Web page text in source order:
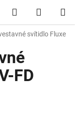
Hledat
KOŠÍK
svítidlo Fluxe
FD